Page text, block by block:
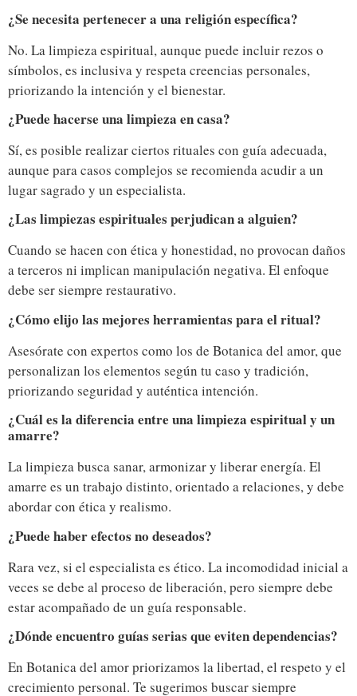
¿Se necesita pertenecer a una religión específica?
No. La limpieza espiritual, aunque puede incluir rezos o
símbolos, es inclusiva y respeta creencias personales,
priorizando la intención y el bienestar.
¿Puede hacerse una limpieza en casa?
Sí, es posible realizar ciertos rituales con guía adecuada,
aunque para casos complejos se recomienda acudir a un
lugar sagrado y un especialista.
¿Las limpiezas espirituales perjudican a alguien?
Cuando se hacen con ética y honestidad, no provocan daños
a terceros ni implican manipulación negativa. El enfoque
debe ser siempre restaurativo.
¿Cómo elijo las mejores herramientas para el ritual?
Asesórate con expertos como los de Botanica del amor, que
personalizan los elementos según tu caso y tradición,
priorizando seguridad y auténtica intención.
¿Cuál es la diferencia entre una limpieza espiritual y un
amarre?
La limpieza busca sanar, armonizar y liberar energía. El
amarre es un trabajo distinto, orientado a relaciones, y debe
abordar con ética y realismo.
¿Puede haber efectos no deseados?
Rara vez, si el especialista es ético. La incomodidad inicial a
veces se debe al proceso de liberación, pero siempre debe
estar acompañado de un guía responsable.
¿Dónde encuentro guías serias que eviten dependencias?
En Botanica del amor priorizamos la libertad, el respeto y el
crecimiento personal. Te sugerimos buscar siempre